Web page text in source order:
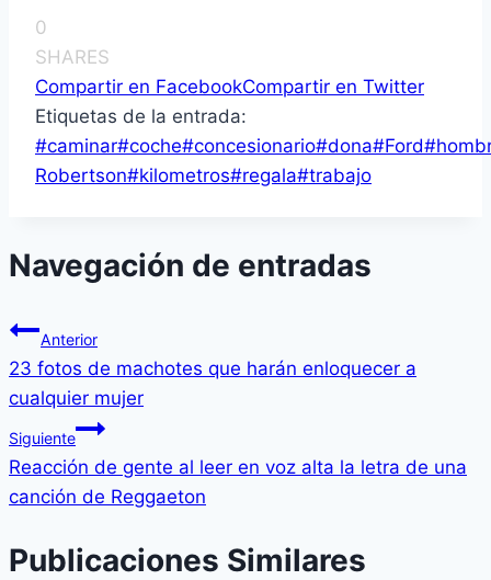
0
SHARES
Compartir en FacebookCompartir en Twitter
Etiquetas de la entrada:
#caminar#coche#concesionario#dona#Ford#
Robertson#kilometros#regala#trabajo
Navegación de entradas
Anterior
23 fotos de machotes que harán enloquecer a
cualquier mujer
Siguiente
Reacción de gente al leer en voz alta la letra de una
canción de Reggaeton
Publicaciones Similares